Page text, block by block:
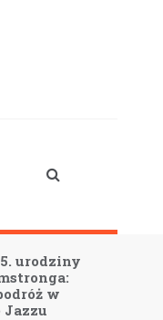
urodziny
w